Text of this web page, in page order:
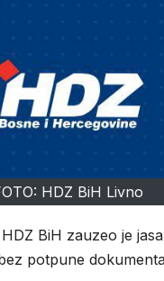
HDZ BiH Livno
BiH zauzeo je
potpune